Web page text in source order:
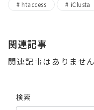
htaccess iClusta
関連記事
関連記事はありません
検索